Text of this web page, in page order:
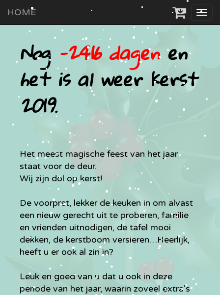
HOME
Nog -2416 dagenen
het is al weer kerst
2019.
Het meest magische feest van het jaar
staat voor de deur.
Wij zijn dol op kerst!
De voorpret, lekker de keuken in om alvast
een nieuw gerecht uit te proberen, familie
en vrienden uitnodigen, de tafel mooi
dekken, de kerstboom versieren…Heerlijk,
heeft u er ook al zin in?
Leuk en goed van u dat u ook in deze
periode van het jaar, waarin zoveel extra's